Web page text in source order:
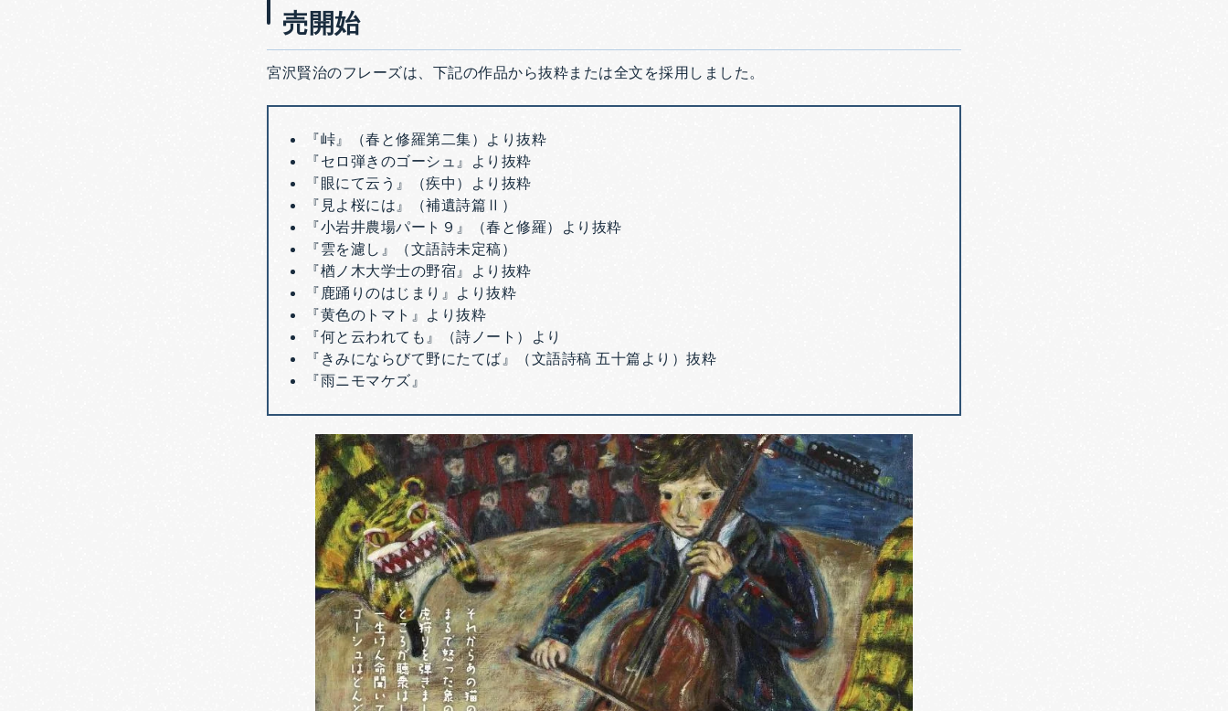
売開始
宮沢賢治のフレーズは、下記の作品から抜粋または全文を採用しました。
『峠』（春と修羅第二集）より抜粋
『セロ弾きのゴーシュ』より抜粋
『眼にて云う』（疾中）より抜粋
『見よ桜には』（補遺詩篇Ⅱ）
『小岩井農場パート９』（春と修羅）より抜粋
『雲を濾し』（文語詩未定稿）
『楢ノ木大学士の野宿』より抜粋
『鹿踊りのはじまり』より抜粋
『黄色のトマト』より抜粋
『何と云われても』（詩ノート）より
『きみにならびて野にたてば』（文語詩稿 五十篇より）抜粋
『雨ニモマケズ』